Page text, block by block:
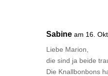
Sabine am 16.
Liebe Marion,
die sind ja beide
Die Knallbonbons